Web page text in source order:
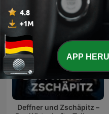
Deffner und Zschäpitz –
APP